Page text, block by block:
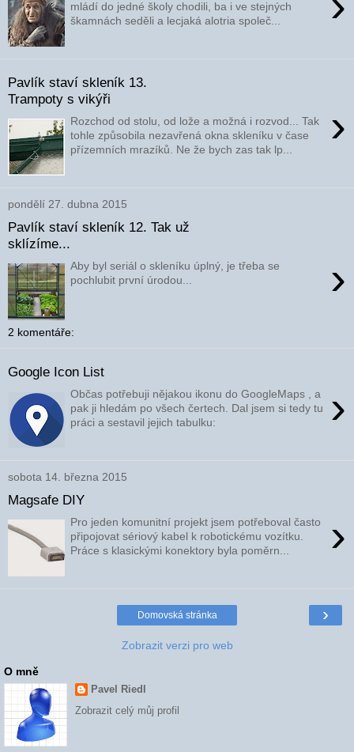
mládí do jedné školy chodili, ba i ve stejných
škamnách seděli a lecjaká alotria společ...
Pavlík staví skleník 13.
Trampoty s vikýři
›
Rozchod od stolu, od lože a možná i rozvod... Tak
tohle způsobila nezavřená okna skleníku v čase
přízemních mrazíků. Ne že bych zas tak lp...
pondělí 27. dubna 2015
Pavlík staví skleník 12. Tak už
sklízíme...
›
Aby byl seriál o skleníku úplný, je třeba se
pochlubit první úrodou...
2 komentáře:
Google Icon List
›
Občas potřebuji nějakou ikonu do GoogleMaps , a
pak ji hledám po všech čertech. Dal jsem si tedy tu
práci a sestavil jejich tabulku:
sobota 14. března 2015
Magsafe DIY
›
Pro jeden komunitní projekt jsem potřeboval často
připojovat sériový kabel k robotickému vozítku.
Práce s klasickými konektory byla poměrn...
›
Domovská stránka
Zobrazit verzi pro web
O mně
Pavel Riedl
Zobrazit celý můj profil